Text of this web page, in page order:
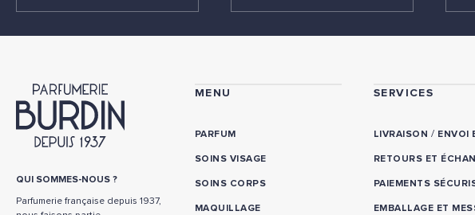
QUI SOMMES-NOUS ?
Parfumerie française depuis 1937,
MENU
PARFUM
SOINS VISAGE
SOINS CORPS
MAQUILLAGE
SERVICES
LIVRAISON / ENVOI
RETOURS ET
PAIEMENTS
EMBALLAGE ET